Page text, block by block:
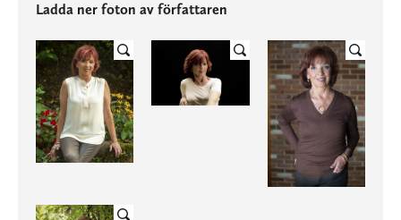
Ladda ner foton av författaren